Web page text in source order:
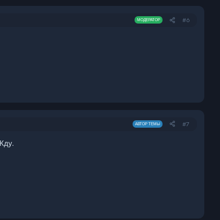
МОДЕРАТОР #6
АВТОР ТЕМЫ #7